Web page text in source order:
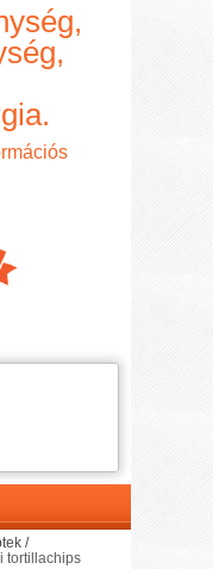
/
tortillachips